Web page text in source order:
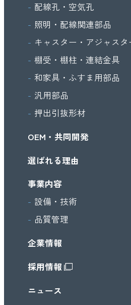
配線孔・空気孔
照明・配線関連部品
キャスター・アジャス
棚受・棚柱・連結金具
和家具・ふすま用部品
汎用部品
押出引抜形材
OEM・共同開発
選ばれる理由
事業内容
設備・技術
品質管理
企業情報
採用情報
ニュース